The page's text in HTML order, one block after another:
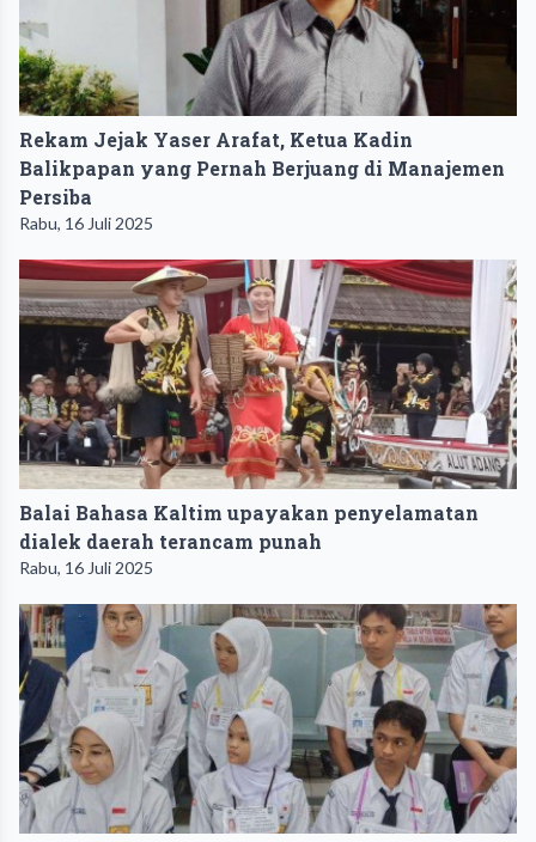
Rekam Jejak Yaser Arafat, Ketua Kadin
Balikpapan yang Pernah Berjuang di Manajemen
Persiba
Rabu, 16 Juli 2025
Balai Bahasa Kaltim upayakan penyelamatan
dialek daerah terancam punah
Rabu, 16 Juli 2025